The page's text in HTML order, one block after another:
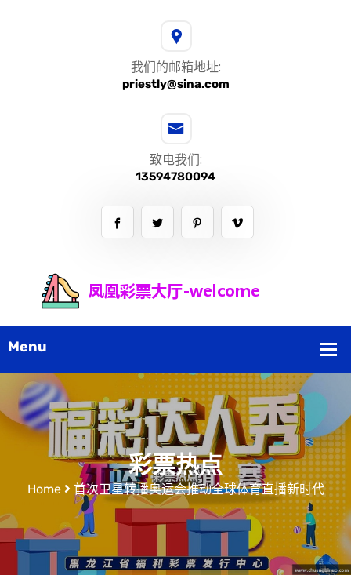
我们的邮箱地址:
priestly@sina.com
致电我们:
13594780094
彩票热点
Home 首次卫星转播奥运会推动全球体育直播新时代